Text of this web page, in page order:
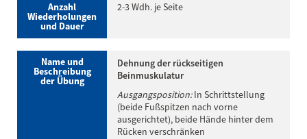
Anzahl
Wiederholungen
und Dauer
2-3 Wdh. je Seite
Name und
Beschreibung
der Übung
Dehnung der rückseitigen
Beinmuskulatur
Ausgangsposition:In Schrittstellung
(beide Fußspitzen nach vorne
ausgerichtet), beide Hände hinter dem
Rücken verschränken